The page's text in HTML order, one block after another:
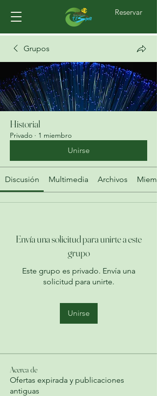
Reservar
Grupos
Historial
Privado · 1 miembro
Unirse
Discusión Multimedia Archivos
Envía una solicitud para unirte a este
grupo
Este grupo es privado. Envía una
solicitud para unirte.
Unirse
Acerca de
Ofertas expirada y publicaciones
antiguas